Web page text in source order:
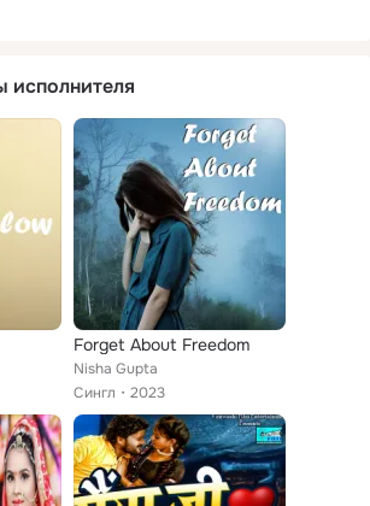
исполнителя
Forget About Freedom
Nisha Gupta
Сингл
2023